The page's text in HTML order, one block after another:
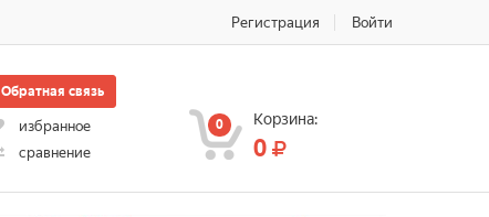
Регистрация Войти
Обратная связь
избранное
сравнение
0 Корзина:
0